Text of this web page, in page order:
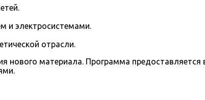
и электросистемами.
отрасли.
нового материала. Программа